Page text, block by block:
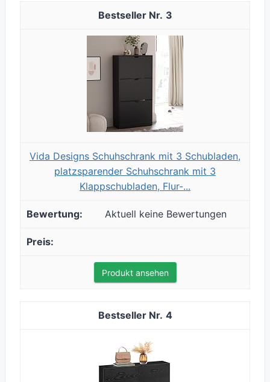
3
Vida Designs Schuhschrank mit 3 Schubladen,
platzsparender Schuhschrank mit 3
Klappschubladen, Flur-...
Aktuell keine Bewertungen
Produkt ansehen
4